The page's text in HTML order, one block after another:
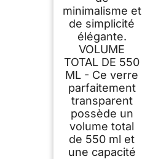
minimalisme et
de simplicité
élégante.
VOLUME
TOTAL DE 550
ML - Ce verre
parfaitement
transparent
possède un
volume total
de 550 ml et
une capacité